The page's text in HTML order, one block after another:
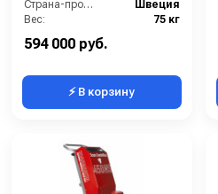
Страна-производитель:
Швеция
Вес:
75 кг
594 000 руб.
⚡ В корзину